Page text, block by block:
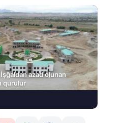
azad olunan
qurulur